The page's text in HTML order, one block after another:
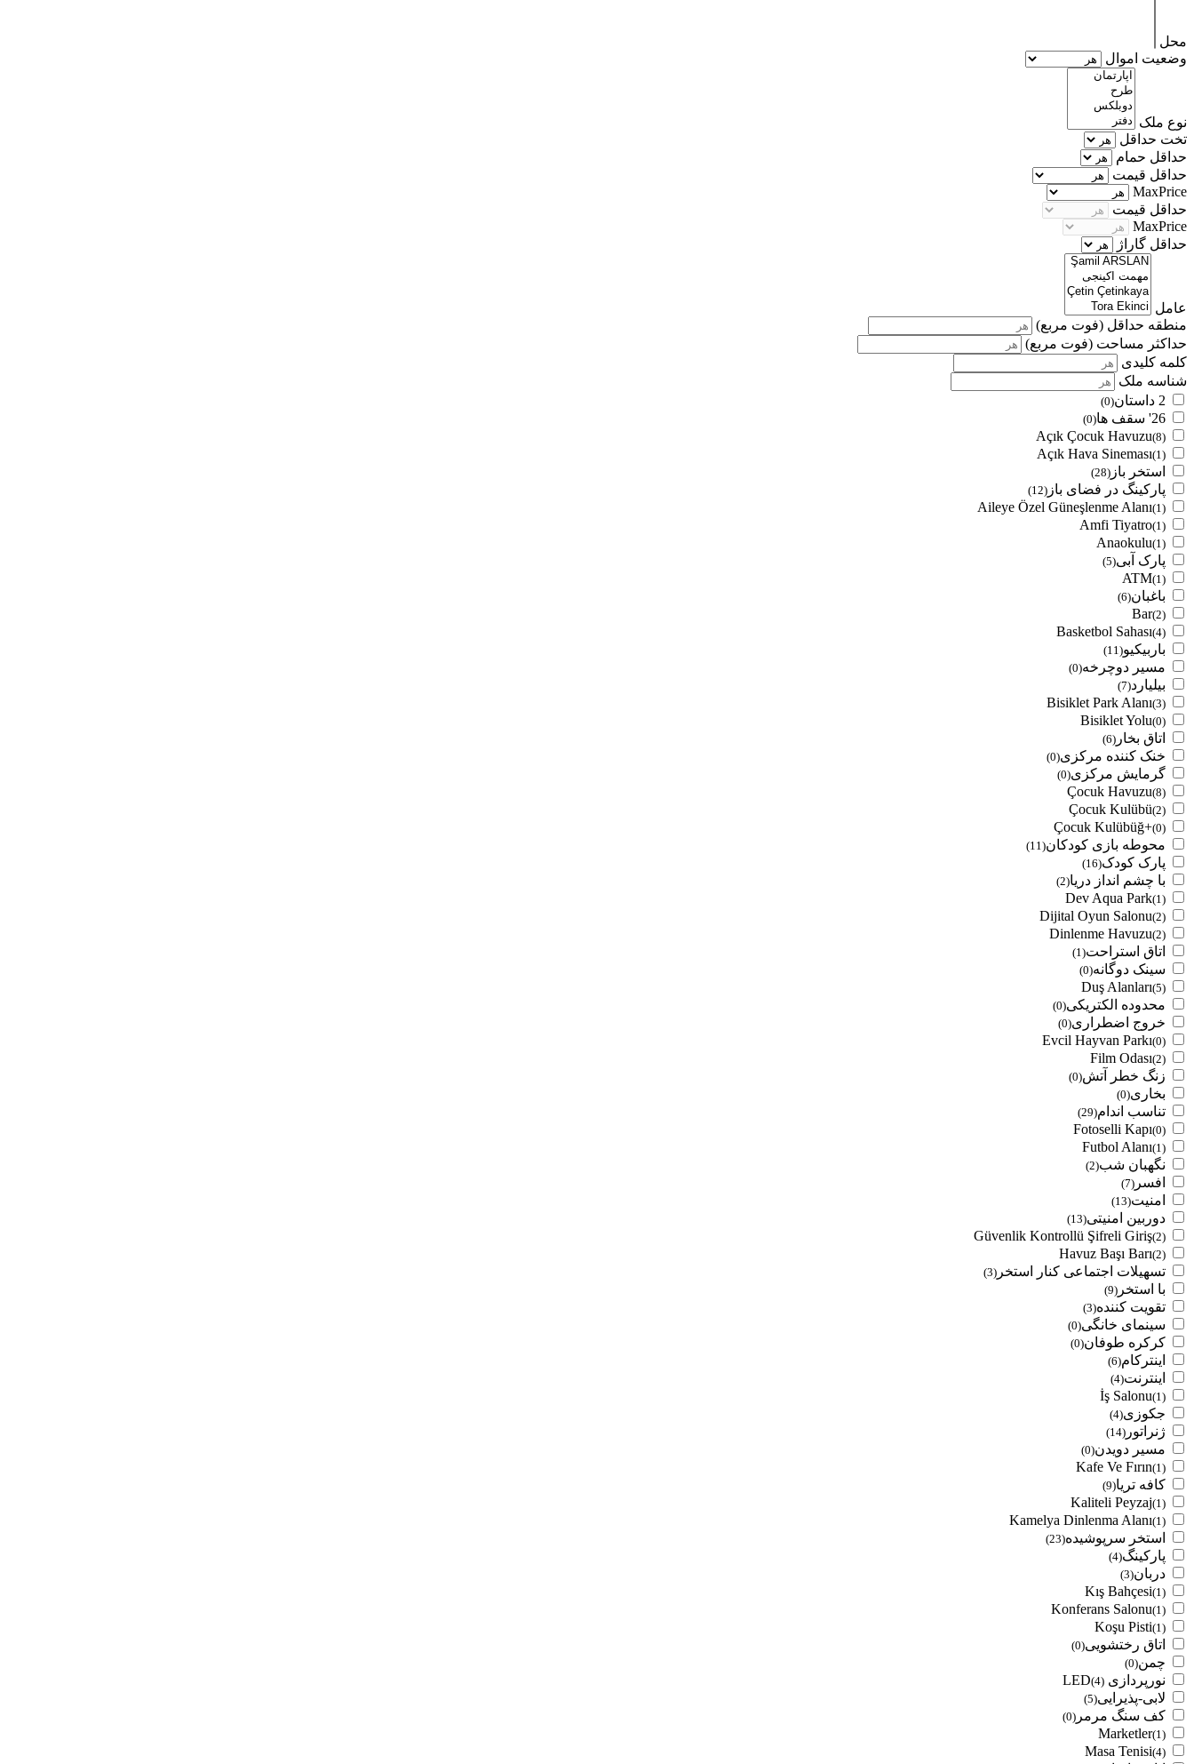
محل
وضعیت اموال
نوع ملک
تخت حداقل
حداقل حمام
حداقل قیمت
MaxPrice
حداقل قیمت
MaxPrice
حداقل گاراژ
عامل
منطقه حداقل (فوت مربع)
حداکثر مساحت (فوت مربع)
کلمه کلیدی
شناسه ملک
2 داستان
(0)
26' سقف ها (0)
Açık Çocuk Havuzu(8)
Açık Hava Sineması(1)
استخر باز (28)
پارکینگ در فضای باز (12)
Aileye Özel Güneşlenme Alanı(1)
Amfi Tiyatro(1)
Anaokulu(1)
پارک آبی(5)
ATM(1)
باغبان(6)
Bar(2)
Basketbol Sahası(4)
باربیکیو(11)
مسیر دوچرخه(0)
بیلیارد(7)
Bisiklet Park Alanı(3)
Bisiklet Yolu(0)
اتاق بخار (6)
خنک کننده مرکزی(0)
گرمایش مرکزی(0)
Çocuk Havuzu(8)
Çocuk Kulübü(2)
Çocuk Kulübüğ+(0)
محوطه بازی کودکان(11)
پارک کودک(16)
با چشم انداز دریا(2)
Dev Aqua Park(1)
Dijital Oyun Salonu(2)
Dinlenme Havuzu(2)
اتاق استراحت(1)
سینک دوگانه(0)
Duş Alanları(5)
محدوده الکتریکی(0)
خروج اضطراری(0)
Evcil Hayvan Parkı(0)
Film Odası(2)
زنگ خطر آتش(0)
بخاری(0)
تناسب اندام(29)
Fotoselli Kapı(0)
Futbol Alanı(1)
نگهبان شب(2)
افسر (7)
امنیت(13)
دوربین امنیتی(13)
Güvenlik Kontrollü Şifreli Giriş(2)
Havuz Başı Barı(2)
تسهیلات اجتماعی کنار استخر (3)
با استخر (9)
تقویت کننده(3)
سینمای خانگی(0)
کرکره طوفان(0)
اینترکام(6)
اینترنت(4)
İş Salonu(1)
جکوزی(4)
ژنراتور (14)
مسیر دویدن(0)
Kafe Ve Fırın(1)
کافه تریا(9)
Kaliteli Peyzaj(1)
Kamelya Dinlenma Alanı(1)
استخر سرپوشیده(23)
پارکینگ(4)
دربان(3)
Kış Bahçesi(1)
Konferans Salonu(1)
Koşu Pisti(1)
اتاق رختشویی(0)
چمن(0)
نورپردازی LED (4)
لابی-پذیرایی(5)
کف سنگ مرمر (0)
Marketler(1)
Masa Tenisi(4)